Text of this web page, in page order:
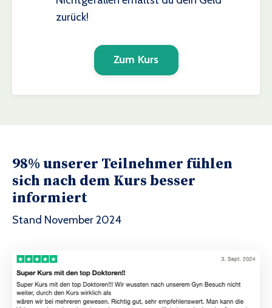
zurück!
Zum Kurs
98% unserer Teilnehmer fühlen
sich nach dem Kurs besser
informiert
Stand November 2024